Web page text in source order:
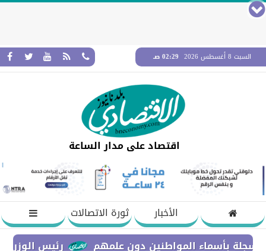
السبت 8 أغسطس 2026 02:29 صـ
اقتصاد على مدار الساعة
الأخبار
ثورة الاتصالات
رئيس الوزراء
المواطنين دون علمهم